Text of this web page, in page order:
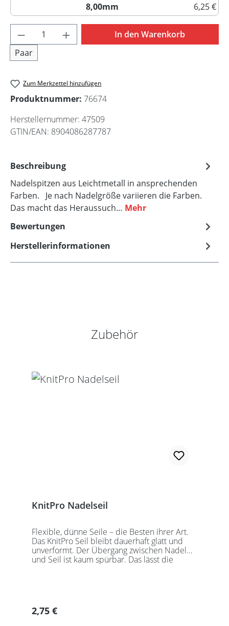
8,00mm
6,25 €
8,00mm
Produkt Anzahl: Gib den gewünschten
Paar
In den Warenkorb
Zum Merkzettel hinzufügen
Produktnummer: 76674
Herstellernummer: 47509
GTIN/EAN: 8904086287787
Beschreibung
Nadelspitzen aus Leichtmetall in ansprechenden
Farben. Je nach Nadelgröße variieren die Farben.
Das macht das Heraussuch… Mehr
Bewertungen
Herstellerinformationen
Produktgalerie überspringen
Zubehör
KnitPro Nadelseil
Flexible, dünne Seile – die Besten ihrer Art.
Das KnitPro Seil bleibt dauerhaft glatt und
unverformt. Der Übergang zwischen Nadel
und Seil ist kaum spürbar. Das lässt die
Packung beigefügt ist. KnitPro Seilkappen
sorgen für eine einfache Aufbewahrung oder
Regulärer Preis:
2,75 €